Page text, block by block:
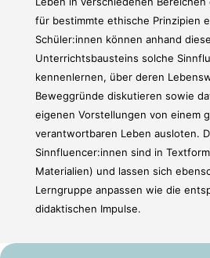
für bestimmte ethische Prinzipien
Schüler:innen können anhand
Unterrichtsbausteins solche
kennenlernen, über deren
Beweggründe diskutieren sowie
eigenen Vorstellungen von einem
verantwortbaren Leben ausloten.
Sinnfluencer:innen sind in
Materialien) und lassen sich
Lerngruppe anpassen wie die
didaktischen Impulse.